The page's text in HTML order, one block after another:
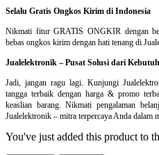
Selalu Gratis Ongkos Kirim di Indonesia
Nikmati fitur GRATIS ONGKIR dengan
bebas ongkos kirim dengan hati tenang di
Jualelektronik – Pusat Solusi dari
Jadi, jangan ragu lagi. Kunjungi
tangga terbaik dengan harga & promo
keaslian barang. Nikmati pengalaman
Jualelektronik – mitra terpercaya Anda dalam
You've just added this product to